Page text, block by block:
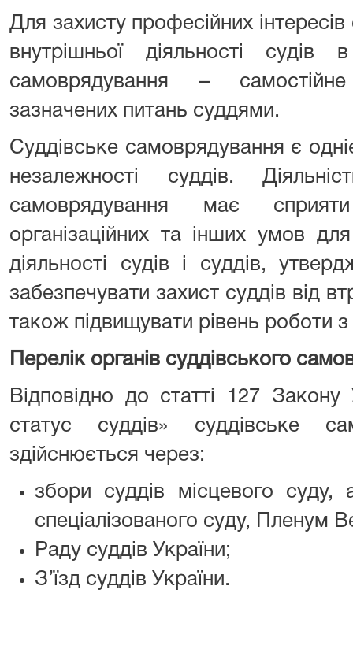
Для захисту професійних
внутрішньої діяльності судів
самоврядування –
зазначених питань суддями.
Суддівське самоврядування є
незалежності суддів.
самоврядування має
організаційних та інших умов
діяльності судів і суддів,
забезпечувати захист суддів від
також підвищувати рівень роботи
Перелік органів суддівського
Відповідно до статті 127 Закону
статус суддів» суддівське
здійснюється через:
збори суддів місцевого суду,
спеціалізованого суду, Пленум
Раду суддів України;
З’їзд суддів України.